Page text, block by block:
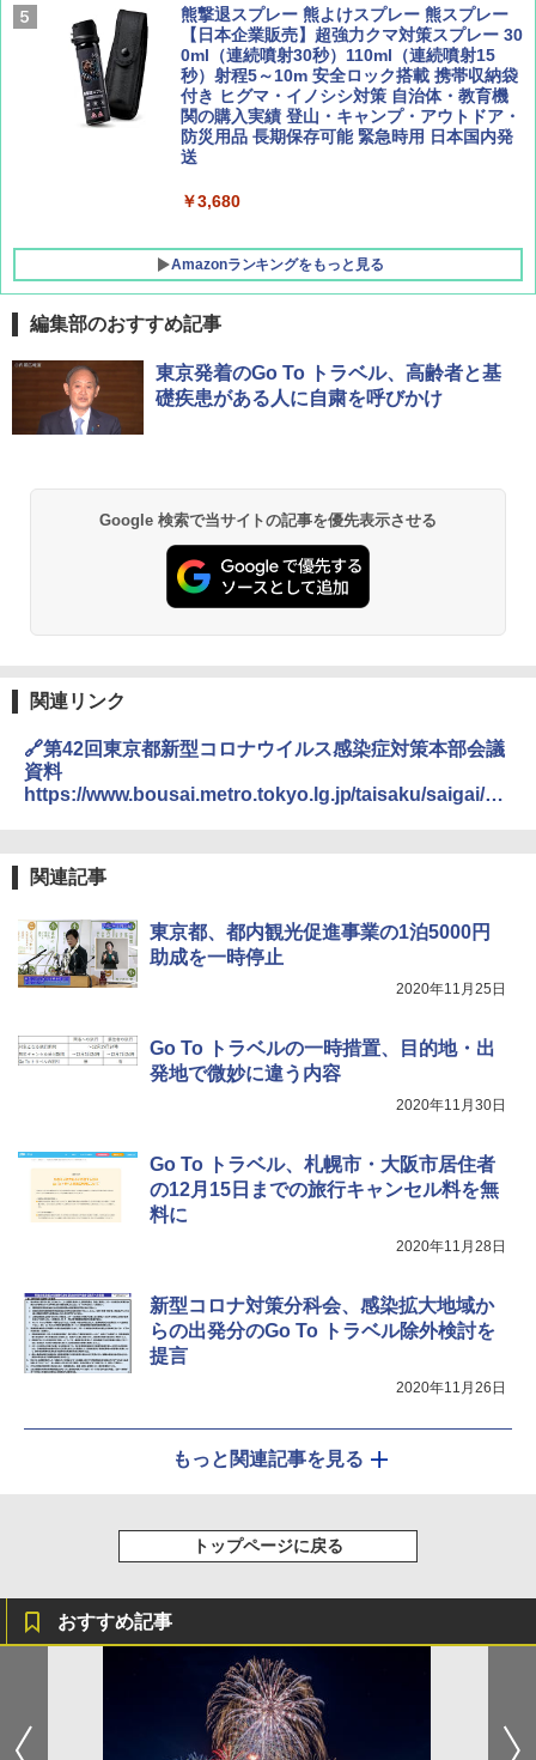
￥1,760
￥2,277
￥9,990
[キャンパーズコレクション 山善] 傘みたいに
広げるだけ パッとサッとテント キューブワ
イド ブラックコーティング フルクローズ メ
ッシュ 4人用 簡単設置 ポップアップテント P
ATCW-150B エクルベージュ
￥-
熊撃退スプレー 熊よけスプレー 熊スプレー
【日本企業販売】超強力クマ対策スプレー 30
0ml（連続噴射30秒）110ml（連続噴射15
秒）射程5～10m 安全ロック搭載 携帯収納袋
付き ヒグマ・イノシシ対策 自治体・教育機
関の購入実績 登山・キャンプ・アウトドア・
防災用品 長期保存可能 緊急時用 日本国内発
送
￥3,680
Amazonランキングをもっと見る
編集部のおすすめ記事
東京発着のGo To トラベル、高齢者と基
礎疾患がある人に自粛を呼びかけ
Google 検索で当サイトの記事を優先表示させる
関連リンク
🔗第42回東京都新型コロナウイルス感染症対策本部会議
資料
https://www.bousai.metro.tokyo.lg.jp/taisaku/saigai/10
関連記事
東京都、都内観光促進事業の1泊5000円
助成を一時停止
2020年11月25日
Go To トラベルの一時措置、目的地・出
発地で微妙に違う内容
2020年11月30日
Go To トラベル、札幌市・大阪市居住者
の12月15日までの旅行キャンセル料を無
料に
2020年11月28日
新型コロナ対策分科会、感染拡大地域か
らの出発分のGo To トラベル除外検討を
提言
2020年11月26日
もっと関連記事を見る
トップページに戻る
おすすめ記事